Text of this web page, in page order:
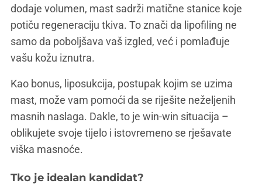
dodaje volumen, mast sadrži matične stanice koje
potiču regeneraciju tkiva. To znači da lipofiling ne
samo da poboljšava vaš izgled, već i pomlađuje
vašu kožu iznutra.
Kao bonus, liposukcija, postupak kojim se uzima
mast, može vam pomoći da se riješite neželjenih
masnih naslaga. Dakle, to je win-win situacija –
oblikujete svoje tijelo i istovremeno se rješavate
viška masnoće.
Tko je idealan kandidat?